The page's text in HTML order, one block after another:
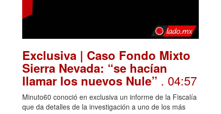
Exclusiva | Caso Fondo Mixto
Sierra Nevada: “se hacían
llamar los nuevos Nule” . 04:57
Minuto60 conoció en exclusiva un informe de la Fiscalía
que da detalles de la investigación a uno de los más